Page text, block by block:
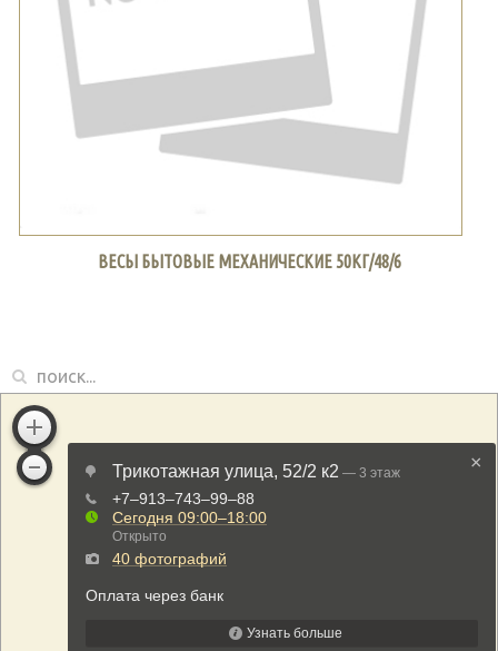
ВЕСЫ БЫТОВЫЕ МЕХАНИЧЕСКИЕ 50КГ/48/6